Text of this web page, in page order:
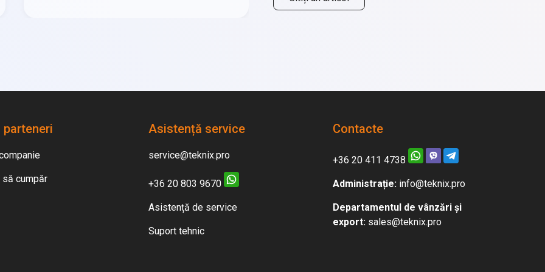
parteneri
să cumpăr
Asistență service
service@teknix.pro
+36 20 803 9670
Asistență de service
Suport tehnic
Contacte
+36 20 411 4738
Administrație:info@teknix.pro
Departamentul de vânzări și
export:sales@teknix.pro